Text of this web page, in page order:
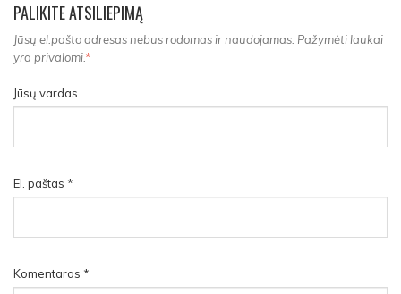
PALIKITE ATSILIEPIMĄ
Jūsų el.pašto adresas nebus rodomas ir naudojamas. Pažymėti laukai
yra privalomi.*
Jūsų vardas
El. paštas *
Komentaras *